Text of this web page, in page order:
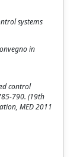
systems
in
control
790. (19th
MED 2011